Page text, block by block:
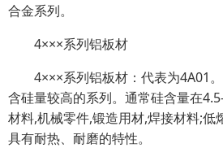
合金系列。
4×××系列铝板材
4×××系列铝板材：代表为4A01。
含硅量较高的系列。通常硅含量在
材料,机械零件,锻造用材,焊接材料;低
具有耐热、耐磨的特性。